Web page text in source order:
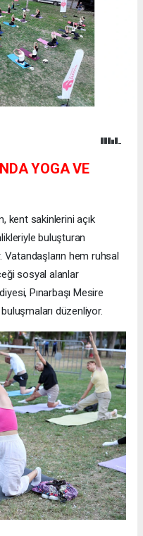
YOGA VE
kent sakinlerini açık
buluşturan
Vatandaşların hem ruhsal
sosyal alanlar
Pınarbaşı Mesire
düzenliyor.